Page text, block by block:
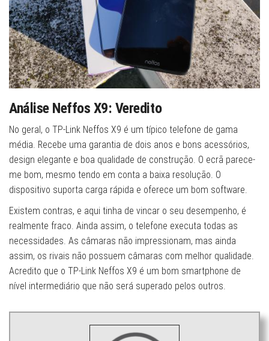
Análise Neffos X9: Veredito
No geral, o TP-Link Neffos X9 é um típico telefone de gama
média. Recebe uma garantia de dois anos e bons acessórios,
design elegante e boa qualidade de construção. O ecrã parece-
me bom, mesmo tendo em conta a baixa resolução. O
dispositivo suporta carga rápida e oferece um bom software.
Existem contras, e aqui tinha de vincar o seu desempenho, é
realmente fraco. Ainda assim, o telefone executa todas as
necessidades. As câmaras não impressionam, mas ainda
assim, os rivais não possuem câmaras com melhor qualidade.
Acredito que o TP-Link Neffos X9 é um bom smartphone de
nível intermediário que não será superado pelos outros.